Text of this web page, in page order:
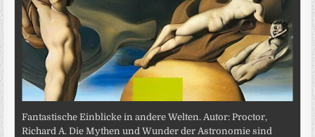
Fantastische Einblicke in andere Welten. Autor: Proctor,
Richard A. Die Mythen und Wunder der Astronomie sind